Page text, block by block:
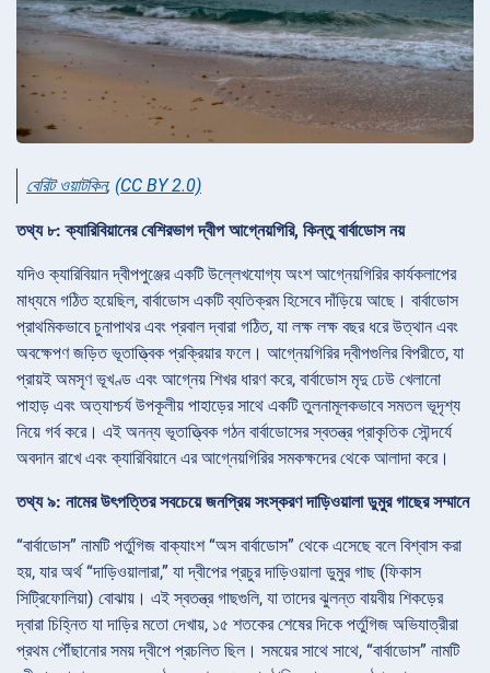
বেরিট ওয়াটকিন, (CC BY 2.0)
তথ্য ৮: ক্যারিবিয়ানের বেশিরভাগ দ্বীপ আগ্নেয়গিরি, কিন্তু বার্বাডোস নয়
যদিও ক্যারিবিয়ান দ্বীপপুঞ্জের একটি উল্লেখযোগ্য অংশ আগ্নেয়গিরির কার্যকলাপের
মাধ্যমে গঠিত হয়েছিল, বার্বাডোস একটি ব্যতিক্রম হিসেবে দাঁড়িয়ে আছে। বার্বাডোস
প্রাথমিকভাবে চুনাপাথর এবং প্রবাল দ্বারা গঠিত, যা লক্ষ লক্ষ বছর ধরে উত্থান এবং
অবক্ষেপণ জড়িত ভূতাত্ত্বিক প্রক্রিয়ার ফলে। আগ্নেয়গিরির দ্বীপগুলির বিপরীতে, যা
প্রায়ই অমসৃণ ভূখণ্ড এবং আগ্নেয় শিখর ধারণ করে, বার্বাডোস মৃদু ঢেউ খেলানো
পাহাড় এবং অত্যাশ্চর্য উপকূলীয় পাহাড়ের সাথে একটি তুলনামূলকভাবে সমতল ভূদৃশ্য
নিয়ে গর্ব করে। এই অনন্য ভূতাত্ত্বিক গঠন বার্বাডোসের স্বতন্ত্র প্রাকৃতিক সৌন্দর্যে
অবদান রাখে এবং ক্যারিবিয়ানে এর আগ্নেয়গিরির সমকক্ষদের থেকে আলাদা করে।
তথ্য ৯: নামের উৎপত্তির সবচেয়ে জনপ্রিয় সংস্করণ দাড়িওয়ালা ডুমুর গাছের সম্মানে
“বার্বাডোস” নামটি পর্তুগিজ বাক্যাংশ “অস বার্বাডোস” থেকে এসেছে বলে বিশ্বাস করা
হয়, যার অর্থ “দাড়িওয়ালারা,” যা দ্বীপের প্রচুর দাড়িওয়ালা ডুমুর গাছ (ফিকাস
সিট্রিফোলিয়া) বোঝায়। এই স্বতন্ত্র গাছগুলি, যা তাদের ঝুলন্ত বায়বীয় শিকড়ের
দ্বারা চিহ্নিত যা দাড়ির মতো দেখায়, ১৫ শতকের শেষের দিকে পর্তুগিজ অভিযাত্রীরা
প্রথম পৌঁছানোর সময় দ্বীপে প্রচলিত ছিল। সময়ের সাথে সাথে, “বার্বাডোস” নামটি